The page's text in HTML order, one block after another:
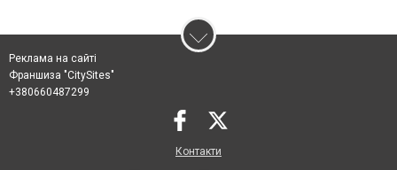
Реклама на сайті
Франшиза "CitySites"
+380660487299
Контакти